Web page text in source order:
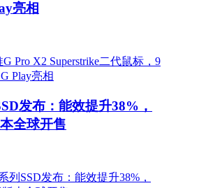
亮相
发布：能效提升38%，
全球开售